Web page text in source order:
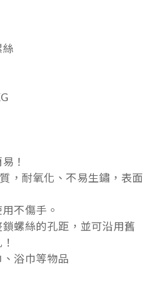
！
，耐氧化、不易生鏽，表面
不傷手。
螺絲的孔距，並可沿用舊
浴巾等物品